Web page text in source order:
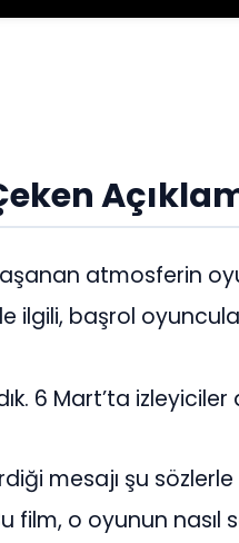
atmosferin
ilgili, başrol
6 Mart’ta
mesajı şu sözlerle
film, o oyunun